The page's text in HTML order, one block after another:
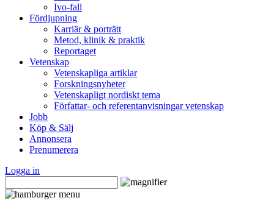
Ivo-fall
Fördjupning
Karriär & porträtt
Metod, klinik & praktik
Reportaget
Vetenskap
Vetenskapliga artiklar
Forskningsnyheter
Vetenskapligt nordiskt tema
Författar- och referentanvisningar vetenskap
Jobb
Köp & Sälj
Annonsera
Prenumerera
Logga in